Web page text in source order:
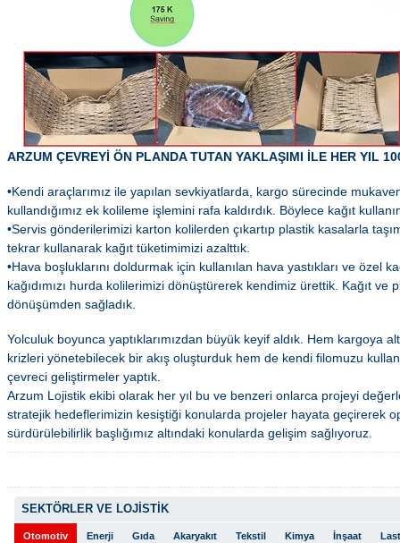
ARZUM ÇEVREYİ ÖN PLANDA TUTAN YAKLAŞIMI İLE HER YIL
•Kendi araçlarımız ile yapılan sevkiyatlarda, kargo sürecinde
kullandığımız ek kolileme işlemini rafa kaldırdık. Böylece kağıt
•Servis gönderilerimizi karton kolilerden çıkartıp plastik kasalarla
tekrar kullanarak kağıt tüketimimizi azalttık.
•Hava boşluklarını doldurmak için kullanılan hava yastıkları ve özel
kağıdımızı hurda kolilerimizi dönüştürerek kendimiz ürettik. Kağıt ve
dönüşümden sağladık.
Yolculuk boyunca yaptıklarımızdan büyük keyif aldık. Hem kargoya
krizleri yönetebilecek bir akış oluşturduk hem de kendi filomuzu
çevreci geliştirmeler yaptık.
Arzum Lojistik ekibi olarak her yıl bu ve benzeri onlarca projeyi
stratejik hedeflerimizin kesiştiği konularda projeler hayata geçirerek
sürdürülebilirlik başlığımız altındaki konularda gelişim sağlıyoruz.
SEKTÖRLER VE LOJİSTİK
Otomotiv Enerji Gıda Akaryakıt Tekstil Kimya İnşaat